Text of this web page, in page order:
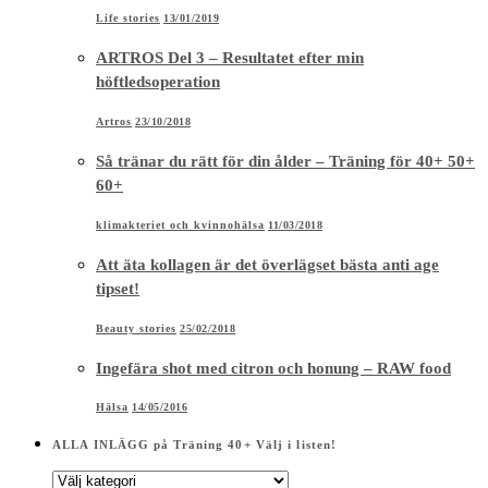
Life stories 13/01/2019
ARTROS Del 3 – Resultatet efter min
höftledsoperation
Artros 23/10/2018
Så tränar du rätt för din ålder – Träning för 40+ 50+
60+
klimakteriet och kvinnohälsa 11/03/2018
Att äta kollagen är det överlägset bästa anti age
tipset!
Beauty stories 25/02/2018
Ingefära shot med citron och honung – RAW food
Hälsa 14/05/2016
ALLA INLÄGG på Träning 40+ Välj i listen!
ALLA